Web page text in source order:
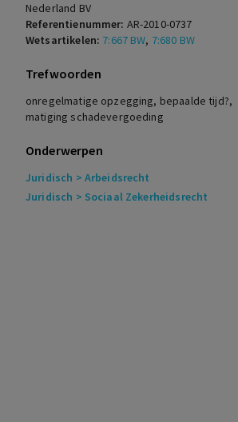
Nederland BV
Referentienummer: AR-2010-0737
Wetsartikelen: 7:667 BW, 7:680 BW
Trefwoorden
onregelmatige opzegging, bepaalde tijd?,
matiging schadevergoeding
Onderwerpen
Juridisch > Arbeidsrecht
Juridisch > Sociaal Zekerheidsrecht